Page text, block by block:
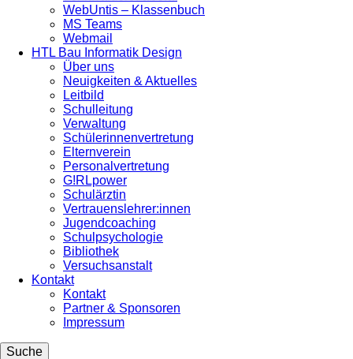
WebUntis – Klassenbuch
MS Teams
Webmail
HTL Bau Informatik Design
Über uns
Neuigkeiten & Aktuelles
Leitbild
Schulleitung
Verwaltung
Schülerinnenvertretung
Elternverein
Personalvertretung
G!RLpower
Schulärztin
Vertrauenslehrer:innen
Jugendcoaching
Schulpsychologie
Bibliothek
Versuchsanstalt
Kontakt
Kontakt
Partner & Sponsoren
Impressum
Suche